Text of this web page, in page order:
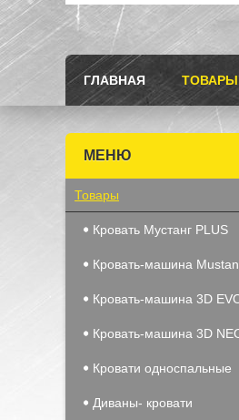
ГЛАВНАЯ ТОВАРЫ
Товары
Кровать Мустанг PLUS
Кровать-машина
Кровать-машина 3D
Кровать-машина 3D
Кровати односпальные
Диваны- кровати